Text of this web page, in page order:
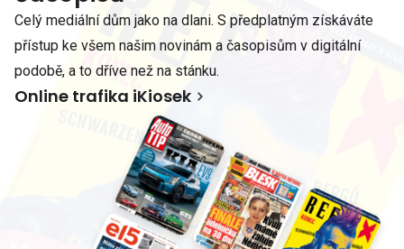
Celý mediální dům jako na dlani. S předplatným získáváte
přístup ke všem našim novinám a časopisům v digitální
podobě, a to dříve než na stánku.
Online trafika iKiosek